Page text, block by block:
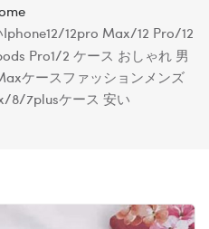
12pro Max/12 Pro/12
Pro1/2 ケース おしゃれ 男
ケースファッションメンズ
8/7plusケース 安い